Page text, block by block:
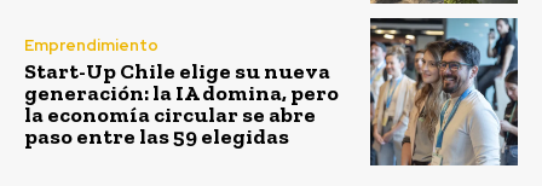
Emprendimiento
Start-Up Chile elige su nueva
generación: la IA domina, pero
la economía circular se abre
paso entre las 59 elegidas